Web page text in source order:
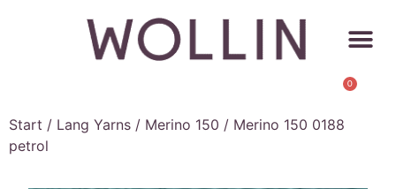
0
Start / Lang Yarns / Merino 150 / Merino 150 0188
petrol